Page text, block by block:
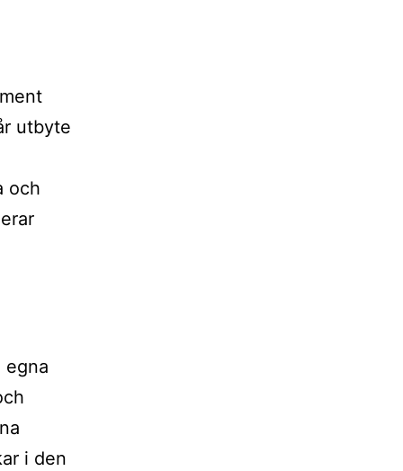
utbyte
och
egna
i den